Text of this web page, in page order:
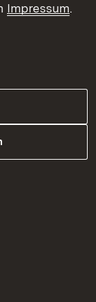
Impressum.